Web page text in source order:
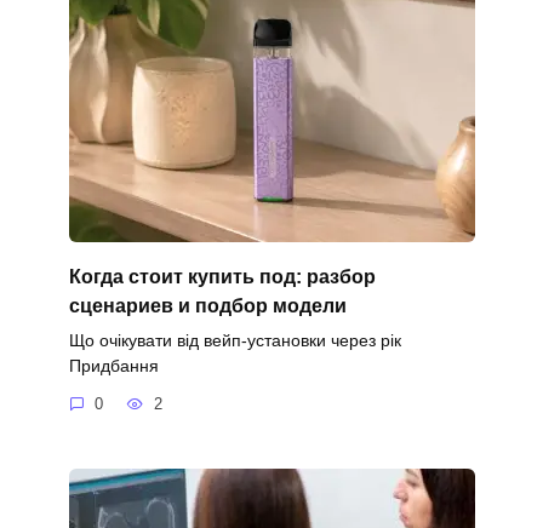
Когда стоит купить под: разбор
сценариев и подбор модели
Що очікувати від вейп-установки через рік
Придбання
0 2